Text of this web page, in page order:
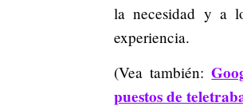
la necesidad y a
experiencia.
(Vea también:
puestos de